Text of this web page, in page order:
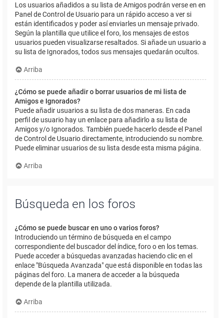
Los usuarios añadidos a su lista de Amigos podrán verse en en
Panel de Control de Usuario para un rápido acceso a ver si
están identificados y poder así enviarles un mensaje privado.
Según la plantilla que utilice el foro, los mensajes de estos
usuarios pueden visualizarse resaltados. Si añade un usuario a
su lista de Ignorados, todos sus mensajes quedarán ocultos.
Arriba
¿Cómo se puede añadir o borrar usuarios de mi lista de
Amigos e Ignorados?
Puede añadir usuarios a su lista de dos maneras. En cada
perfil de usuario hay un enlace para añadirlo a su lista de
Amigos y/o Ignorados. También puede hacerlo desde el Panel
de Control de Usuario directamente, introduciendo su nombre.
Puede eliminar usuarios de su lista desde esta misma página.
Arriba
Búsqueda en los foros
¿Cómo se puede buscar en uno o varios foros?
Introduciendo un término de búsqueda en el campo
correspondiente del buscador del índice, foro o en los temas.
Puede acceder a búsquedas avanzadas haciendo clic en el
enlace "Búsqueda Avanzada" que está disponible en todas las
páginas del foro. La manera de acceder a la búsqueda
depende de la plantilla utilizada.
Arriba